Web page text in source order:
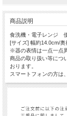
商品説明
食洗機・電子レンジ
[サイズ] 幅約14.0cm/
※器の表情は一点一点
商品の取り扱い等につ
おります。
スマートフォンの方は